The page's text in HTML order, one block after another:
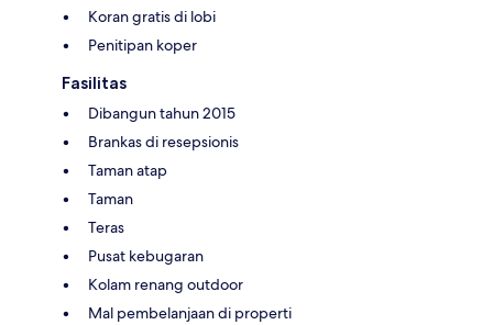
Koran gratis di lobi
Penitipan koper
Fasilitas
Dibangun tahun 2015
Brankas di resepsionis
Taman atap
Taman
Teras
Pusat kebugaran
Kolam renang outdoor
Mal pembelanjaan di properti